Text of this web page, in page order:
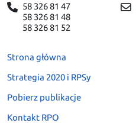
58 326 81 47
58 326 81 48
58 326 81 52
Strona główna
Strategia 2020 i RPSy
Pobierz publikacje
Kontakt RPO